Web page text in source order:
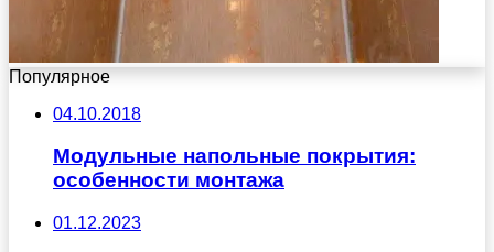
Популярное
04.10.2018
Модульные напольные покрытия:
особенности монтажа
01.12.2023